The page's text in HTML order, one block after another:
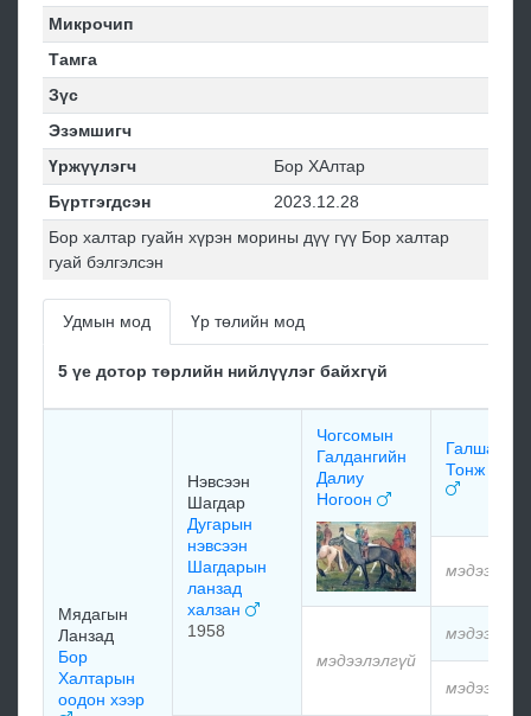
Микрочип
Тамга
Зүс
Эзэмшигч
Үржүүлэгч
Бор ХАлтар
Бүртгэгдсэн
2023.12.28
Бор халтар гуайн хүрэн морины дүү гүү Бор халтар
гуай бэлгэлсэн
Удмын мод Үр төлийн мод
5 үе дотор төрлийн нийлүүлэг байхгүй
Мядагын
Ланзад
Бор
Халтарын
оодон хээр
Нэвсээн
Шагдар
Дугарын
нэвсээн
Шагдарын
ланзад
халзан
1958
Чогсомын
Галдангийн
Далиу
Ногоон
Галшарын
Тонж
мэдээлэлгүй